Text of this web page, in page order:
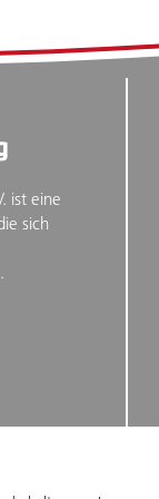
ist eine
sich